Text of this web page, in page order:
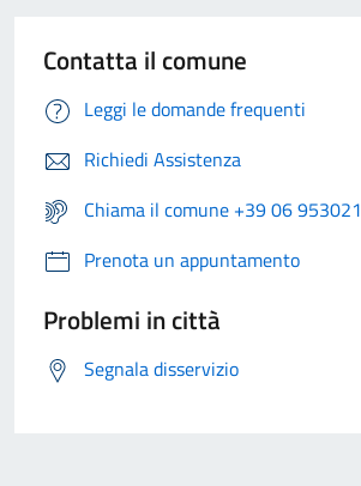
Contatta il comune
Leggi le domande frequenti
Richiedi Assistenza
Chiama il comune +39 06 953021
Prenota un appuntamento
Problemi in città
Segnala disservizio